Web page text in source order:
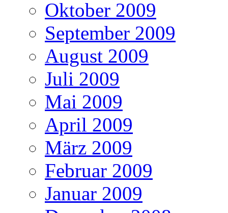
Oktober 2009
September 2009
August 2009
Juli 2009
Mai 2009
April 2009
März 2009
Februar 2009
Januar 2009